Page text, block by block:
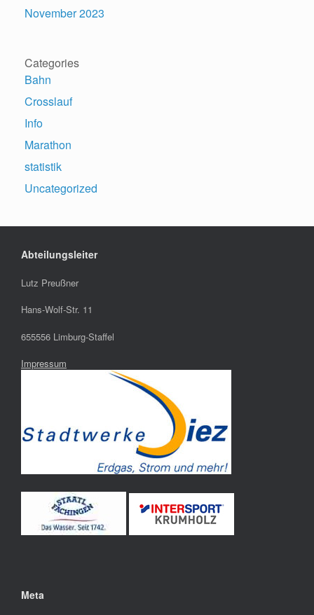
November 2023
Categories
Bahn
Crosslauf
Info
Marathon
statistik
Uncategorized
Abteilungsleiter
Lutz Preußner
Hans-Wolf-Str. 11
655556 Limburg-Staffel
Impressum
Meta